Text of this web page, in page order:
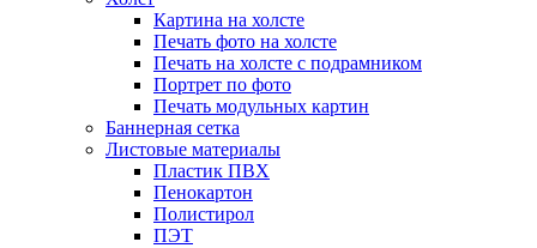
Картина на холсте
Печать фото на холсте
Печать на холсте с подрамником
Портрет по фото
Печать модульных картин
Баннерная сетка
Листовые материалы
Пластик ПВХ
Пенокартон
Полистирол
ПЭТ